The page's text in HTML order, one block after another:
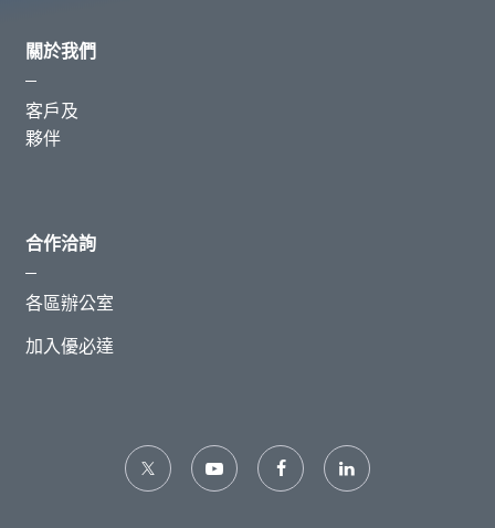
關於我們
客戶及
夥伴
合作洽詢
各區辦公室
加入優必達